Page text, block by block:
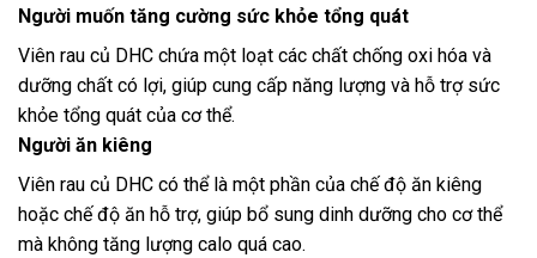
Người muốn tăng cường sức khỏe tổng quát
Viên rau củ DHC chứa một loạt các chất chống oxi hóa và
dưỡng chất có lợi, giúp cung cấp năng lượng và hỗ trợ sức
khỏe tổng quát của cơ thể.
Người ăn kiêng
Viên rau củ DHC có thể là một phần của chế độ ăn kiêng
hoặc chế độ ăn hỗ trợ, giúp bổ sung dinh dưỡng cho cơ thể
mà không tăng lượng calo quá cao.